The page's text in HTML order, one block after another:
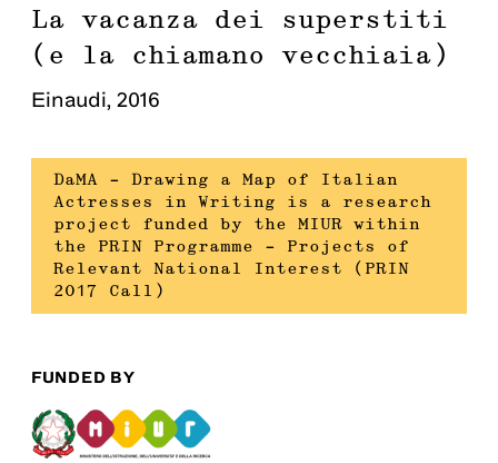
La vacanza dei superstiti
(e la chiamano vecchiaia)
Einaudi, 2016
DaMA – Drawing a Map of Italian
Actresses in Writing is a research
project funded by the MIUR within
the PRIN Programme – Projects of
Relevant National Interest (PRIN
2017 Call)
FUNDED BY